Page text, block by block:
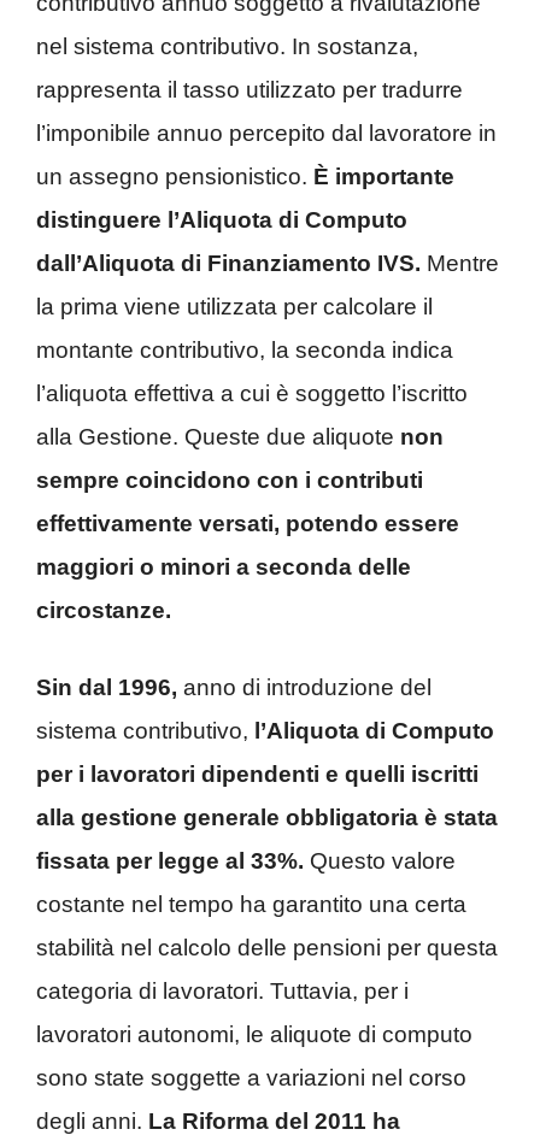
nel sistema contributivo. In sostanza,
rappresenta il tasso utilizzato per tradurre
l’imponibile annuo percepito dal lavoratore in
un assegno pensionistico. È importante
distinguere l’Aliquota di Computo
dall’Aliquota di Finanziamento IVS. Mentre
la prima viene utilizzata per calcolare il
montante contributivo, la seconda indica
l’aliquota effettiva a cui è soggetto l’iscritto
alla Gestione. Queste due aliquote non
sempre coincidono con i contributi
effettivamente versati, potendo essere
maggiori o minori a seconda delle
circostanze.
Sin dal 1996, anno di introduzione del
sistema contributivo, l’Aliquota di Computo
per i lavoratori dipendenti e quelli iscritti
alla gestione generale obbligatoria è stata
fissata per legge al 33%. Questo valore
costante nel tempo ha garantito una certa
stabilità nel calcolo delle pensioni per questa
categoria di lavoratori. Tuttavia, per i
lavoratori autonomi, le aliquote di computo
sono state soggette a variazioni nel corso
degli anni. La Riforma del 2011 ha